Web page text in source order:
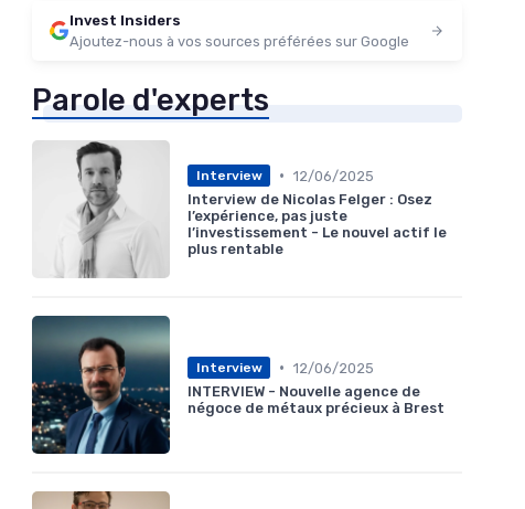
Invest Insiders
Ajoutez-nous à vos sources préférées sur Google
Parole d'experts
Interview • 12/06/2025
Interview de Nicolas Felger : Osez
l’expérience, pas juste
l’investissement - Le nouvel actif le
plus rentable
Interview • 12/06/2025
INTERVIEW - Nouvelle agence de
négoce de métaux précieux à Brest